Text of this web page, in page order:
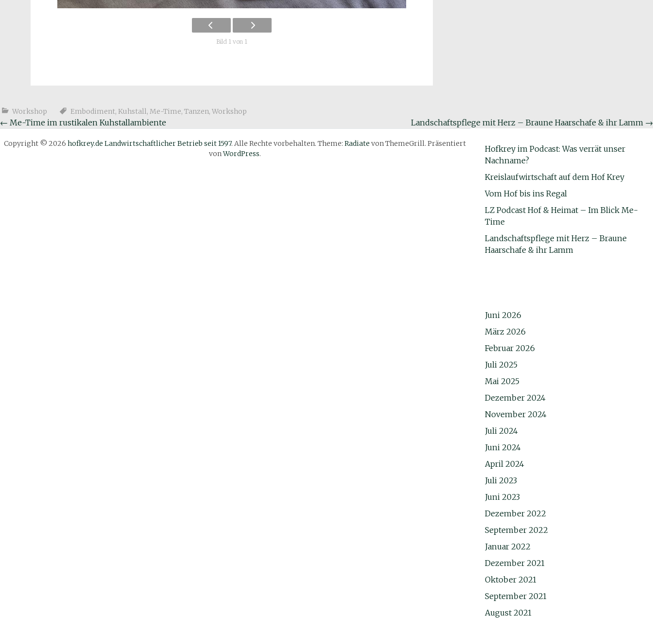
Bild 1 von 1
Workshop Embodiment, Kuhstall, Me-Time, Tanzen, Workshop
Beitragsnavigation
← Me-Time im rustikalen Kuhstallambiente Landschaftspflege mit Herz – Braune Haarschafe & ihr Lamm →
Hofkrey im Podcast: Was verrät unser
Nachname?
Kreislaufwirtschaft auf dem Hof Krey
Vom Hof bis ins Regal
LZ Podcast Hof & Heimat – Im Blick Me-
Time
Landschaftspflege mit Herz – Braune
Haarschafe & ihr Lamm
Juni 2026
März 2026
Februar 2026
Juli 2025
Mai 2025
Dezember 2024
November 2024
Juli 2024
Juni 2024
April 2024
Juli 2023
Juni 2023
Dezember 2022
September 2022
Januar 2022
Dezember 2021
Oktober 2021
September 2021
August 2021
Copyright © 2026hofkrey.de Landwirtschaftlicher Betrieb seit 1597. Alle Rechte vorbehalten. Theme:Radiate von ThemeGrill. Präsentiert
vonWordPress.